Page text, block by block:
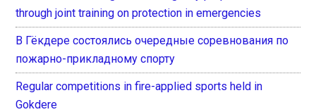
through joint training on protection in emergencies
В Гёкдере состоялись очередные соревнования по
пожарно-прикладному спорту
Regular competitions in fire-applied sports held in
Gokdere